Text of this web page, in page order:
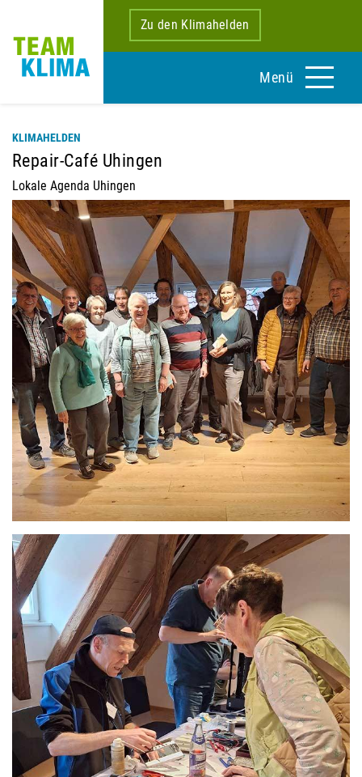
Zu den Klimahelden
Menü
KLIMAHELDEN
Repair-Café Uhingen
Lokale Agenda Uhingen